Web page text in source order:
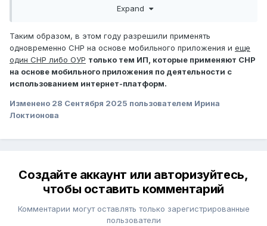
доходам, не указанным в части первой настоящего
налогообложенияв соответствии с настоящим
Кодексом.
Expand
Таким образом, в этом году разрешили применять
одновременно СНР на основе мобильного приложения и еще
один СНР либо ОУР только тем ИП, которые применяют СНР
на основе мобильного приложения по деятельности с
использованием интернет-платформ.
Изменено 28 Сентября 2025 пользователем Ирина
Локтионова
Создайте аккаунт или авторизуйтесь,
чтобы оставить комментарий
Комментарии могут оставлять только зарегистрированные
пользователи